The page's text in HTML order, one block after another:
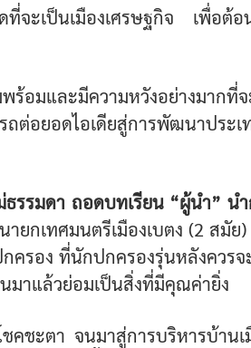
จะเป็นเมืองเศรษฐกิจ เพื่อต้อ
อมและมีความหวังอย่างมากที่
ถต่อยอดไอเดียสู่การพัฒนาประ
ธรรมดา ถอดบทเรียน “ผู้นำ”
ายกเทศมนตรีเมืองเบตง (2 สมัย
รอง ที่นักปกครองรุ่นหลังควรจ
มาแล้วย่อมเป็นสิ่งที่มีคุณค่ายิ่ง
คชะตา จนมาสู่การบริหารบ้าน